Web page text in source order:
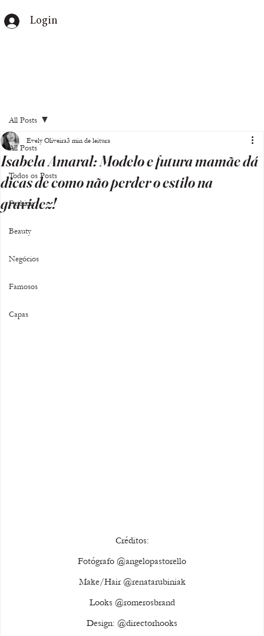
Login
All Posts
Todos os Posts
Fashion
Beauty
Negócios
Famosos
Capas
All Posts
Isabela Amaral: Modelo e futura mamãe dá
dicas de como não perder o estilo na
gravidez!
Evely Oliveira3 min de leitura
Créditos:
Fotógrafo @angelopastorello
Make/Hair @renatarubiniak
Looks @romerosbrand
Design: @directorhooks